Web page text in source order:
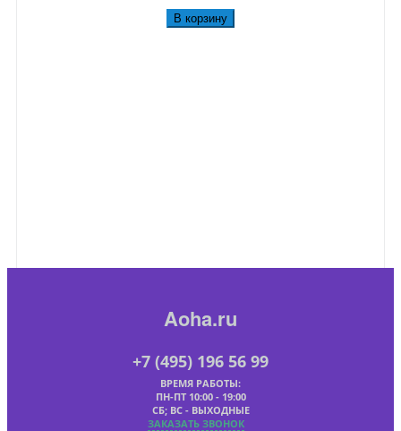
В корзину
Aoha.ru
+7 (495) 196 56 99
ВРЕМЯ РАБОТЫ:
ПН-ПТ 10:00 - 19:00
СБ; ВС - ВЫХОДНЫЕ
ЗАКАЗАТЬ ЗВОНОК